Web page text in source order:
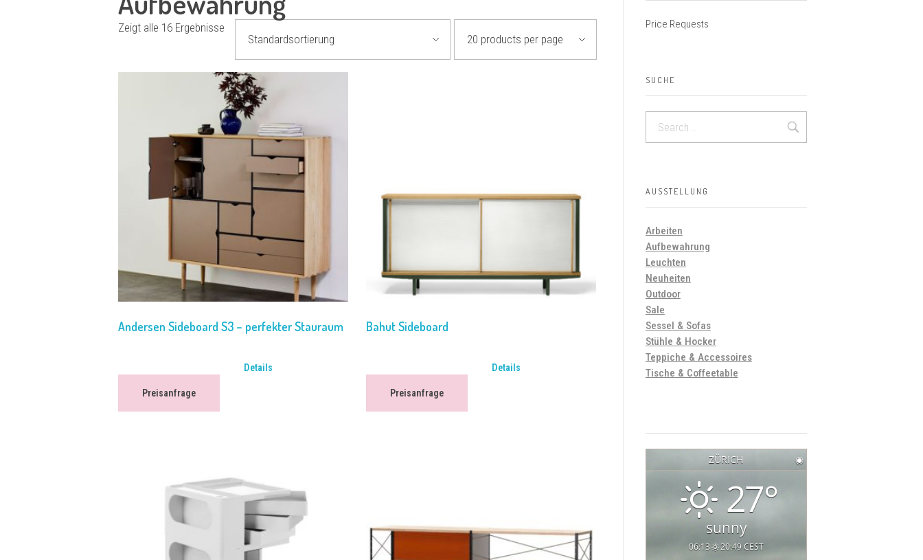
Zeigt alle 16 Ergebnisse
Andersen Sideboard S3 – perfekter Stauraum
Preisanfrage
Details
Bahut Sideboard
Preisanfrage
Details
Price Requests
SUCHE
AUSSTELLUNG
Arbeiten
Aufbewahrung
Leuchten
Neuheiten
Outdoor
Sale
Sessel & Sofas
Stühle & Hocker
Teppiche & Accessoires
Tische & Coffeetable
ZÜRICH ◉
27°
sunny
06:13 20:49 CEST